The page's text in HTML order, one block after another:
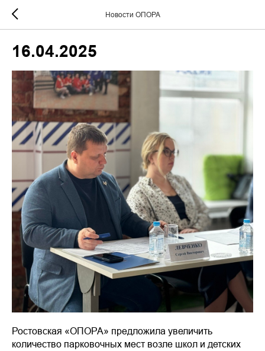
Новости ОПОРА
16.04.2025
Ростовская «ОПОРА» предложила увеличить
количество парковочных мест возле школ и детских